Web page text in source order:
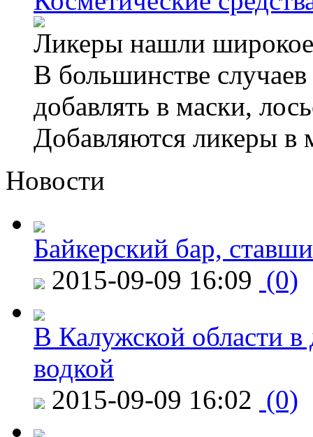
Ликеры нашли
В большинстве
добавлять в маски,
Добавляются ликеры в
Новости
Байкерский бар,
2015-09-09 16:09 (0)
В Калужской области в
водкой
2015-09-09 16:02 (0)